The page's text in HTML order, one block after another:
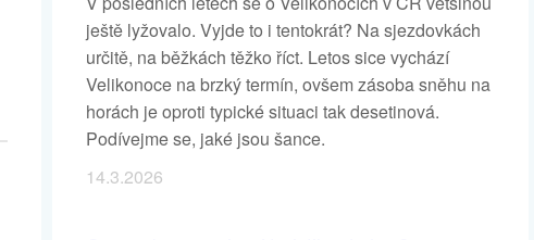
ještě lyžovalo. Vyjde to i tentokrát? Na sjezdovkách
určitě, na běžkách těžko říct. Letos sice vychází
Velikonoce na brzký termín, ovšem zásoba sněhu na
horách je oproti typické situaci tak desetinová.
Podívejme se, jaké jsou šance.
14.3.2026